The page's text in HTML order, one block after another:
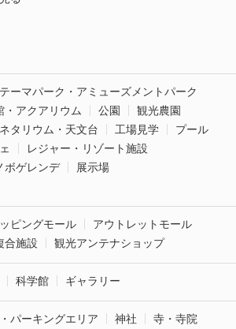
テーマパーク・アミューズメントパーク
・アクアリウム 公園
観光農園
タリウム・天文台 工場見学
プール
レジャー・リゾート施設
ボゲレンデ
展示場
ピングモール
アウトレットモール
合施設 観光アンテナショップ
科学館 ギャラリー
パーキングエリア 神社
寺・寺院